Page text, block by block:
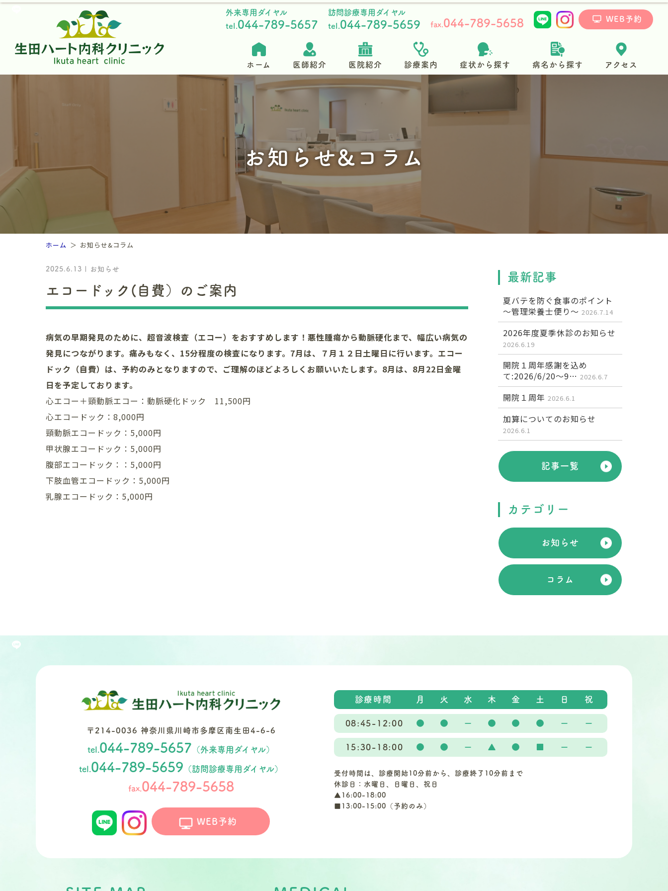
外来専用ダイヤル
tel. 044-789-5657
訪問診療専用ダイヤル
tel. 044-789-5659 fax. 044-789-5658 WEB予約
ホーム 医師紹介 医院紹介 診療案内 症状から探す 病名から探す アクセス
お知らせ&コラム
ホーム お知らせ&コラム
2025.6.13 | お知らせ
エコードック(自費）のご案内
病気の早期発見のために、超音波検査（エコー）をおすすめします！悪性腫瘍から動脈硬化まで、幅広い病気の
発見につながります。痛みもなく、15分程度の検査になります。 7月は、７月１２日土曜日に行います。エコー
ドック（自費）は、予約のみとなりますので、ご理解のほどよろしくお願いいたします。8月は、8月22日金曜
日を予定しております。
心エコー＋頸動脈エコー：動脈硬化ドック 11,500円
心エコードック：8,000円
頸動脈エコードック：5,000円
甲状腺エコードック：5,000円
腹部エコードック：：5,000円
下肢血管エコードック：5,000円
乳腺エコードック：5,000円
最新記事
夏バテを防ぐ食事のポイント
～管理栄養士便り～ 2026.7.14
2026年度夏季休診のお知らせ
2026.6.19
開院１周年感謝を込め
て:2026/6/20～9… 2026.6.7
開院１周年 2026.6.1
加算についてのお知らせ
2026.6.1
記事一覧
カテゴリー
お知らせ
コラム
〒214-0036 神奈川県川崎市多摩区南生田4-6-6
tel.044-789-5657 （外来専用ダイヤル）
tel.044-789-5659 （訪問診療専用ダイヤル）
fax.044-789-5658
WEB予約
診療時間 月 火 水 木 金 土 日 祝
08:45-12:00 ● ● ー ● ● ● ー ー
15:30-18:00 ● ● ー ▲ ● ー ー
受付時間は、診療開始10分前から、診療終了10分前まで
休診日：水曜日、日曜日、祝日
▲16:00-18:00
■13:00-15:00（予約のみ）